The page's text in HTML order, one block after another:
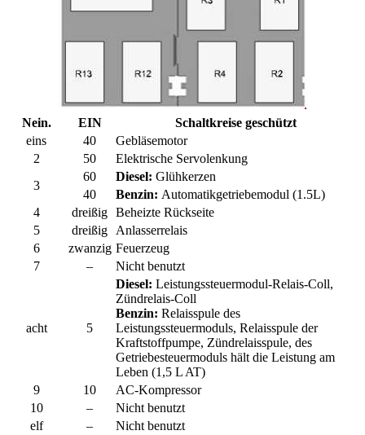
Nein. EIN
Schaltkreise geschützt
eins
40
Gebläsemotor
2
50
Elektrische Servolenkung
3
60 Diesel: Glühkerzen
40
Benzin: Automatikgetriebemodul (1.5L)
4
dreißig Beheizte Rückseite
5
dreißig
Anlasserrelais
6
zwanzig Feuerzeug
7
– Nicht benutzt
acht 5
Diesel: Leistungssteuermodul-Relais-Coll,
Zündrelais-Coll
Benzin: Relaisspule des
Leistungssteuermoduls, Relaisspule der
Kraftstoffpumpe, Zündrelaisspule, des
Getriebesteuermoduls hält die Leistung am
Leben (1,5 L AT)
9
10
AC-Kompressor
10
–
Nicht benutzt
elf
–
Nicht benutzt